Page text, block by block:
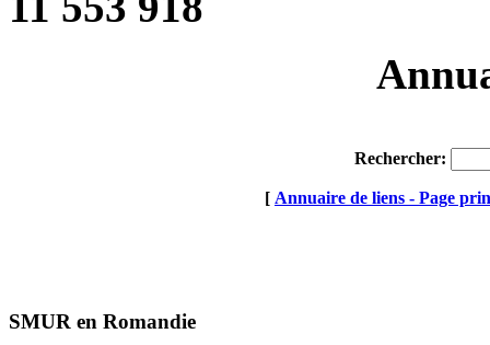
Rechercher:
[ Annuaire de liens - Page
SMUR en Romandie